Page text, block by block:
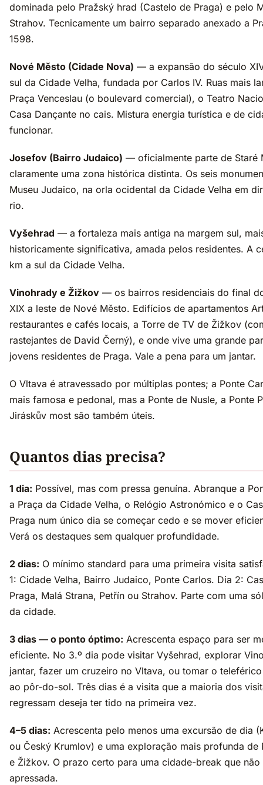
dominada pelo Pražský hrad (Castelo de Praga) e pelo
Strahov. Tecnicamente um bairro separado anexado a
1598.
Nové Město (Cidade Nova) — a expansão do século
sul da Cidade Velha, fundada por Carlos IV. Ruas mais
Praça Venceslau (o boulevard comercial), o Teatro
Casa Dançante no cais. Mistura energia turística e de
funcionar.
Josefov (Bairro Judaico) — oficialmente parte de Staré
claramente uma zona histórica distinta. Os seis
Museu Judaico, na orla ocidental da Cidade Velha em
rio.
Vyšehrad — a fortaleza mais antiga na margem sul,
historicamente significativa, amada pelos residentes. A
km a sul da Cidade Velha.
Vinohrady e Žižkov — os bairros residenciais do final
XIX a leste de Nové Město. Edifícios de apartamentos
restaurantes e cafés locais, a Torre de TV de Žižkov
rastejantes de David Černý), e onde vive uma grande
jovens residentes de Praga. Vale a pena para um jantar.
O Vltava é atravessado por múltiplas pontes; a Ponte
mais famosa e pedonal, mas a Ponte de Nusle, a Ponte
Jiráskův most são também úteis.
Quantos dias precisa?
1 dia: Possível, mas com pressa genuína. Abranque a
a Praça da Cidade Velha, o Relógio Astronómico e o
Praga num único dia se começar cedo e se mover
Verá os destaques sem qualquer profundidade.
2 dias: O mínimo standard para uma primeira visita
1: Cidade Velha, Bairro Judaico, Ponte Carlos. Dia 2:
Praga, Malá Strana, Petřín ou Strahov. Parte com uma
da cidade.
3 dias — o ponto óptimo: Acrescenta espaço para ser
eficiente. No 3.º dia pode visitar Vyšehrad, explorar
jantar, fazer um cruzeiro no Vltava, ou tomar o
ao pôr-do-sol. Três dias é a visita que a maioria dos
regressam deseja ter tido na primeira vez.
4–5 dias: Acrescenta pelo menos uma excursão de dia
ou Český Krumlov) e uma exploração mais profunda de
e Žižkov. O prazo certo para uma cidade-break que não
apressada.